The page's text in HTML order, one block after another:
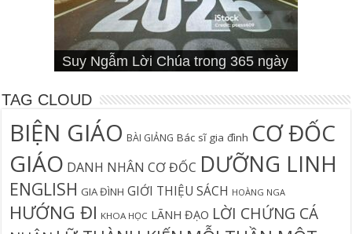
Suy Ngẫm Lời Chúa trong 365 ngày
Đối diện lương tâm
Thần học thay thế
Cơn Đại Nạn Và Hội Thánh (bản
hiệu đính)
Suy Ngẫm Lời Chúa 365 Ngày
Hội Thánh sẽ trải qua cơn đại nạn?
Câu Cá Và Đánh Lưới Người
4 Signs You Aren’t Walking In Your
Calling
Thiên Lộ Lịch Trình
Suy Ngẫm Tân Ước Với Warren W.
Wiersbe
TAG CLOUD
BIỆN GIÁO BÀI GIẢNG Bác sĩ gia đình CƠ ĐỐC
GIÁO DANH NHÂN CƠ ĐỐC DƯỠNG LINH
ENGLISH GIA ĐÌNH GIỚI THIỆU SÁCH HOÀNG NGA
HƯỚNG ĐI KHOA HỌC LÃNH ĐẠO LỜI CHỨNG CÁ